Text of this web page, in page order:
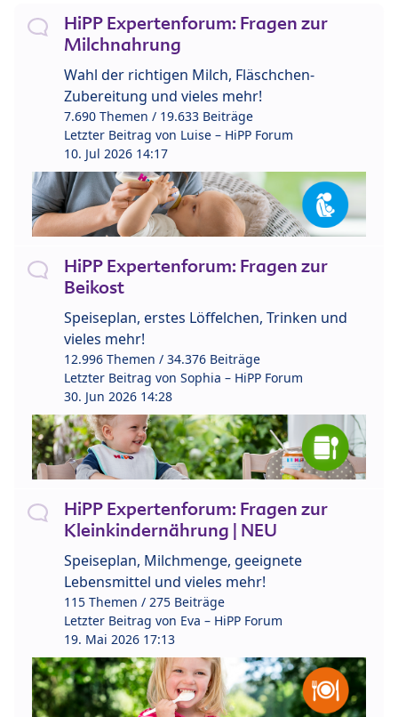
HiPP Expertenforum: Fragen zur
Milchnahrung
Wahl der richtigen Milch, Fläschchen-
Zubereitung und vieles mehr!
7.690 Themen / 19.633 Beiträge
Letzter Beitrag von Luise – HiPP Forum
10. Jul 2026 14:17
HiPP Expertenforum: Fragen zur
Beikost
Speiseplan, erstes Löffelchen, Trinken und
vieles mehr!
12.996 Themen / 34.376 Beiträge
Letzter Beitrag von Sophia – HiPP Forum
30. Jun 2026 14:28
HiPP Expertenforum: Fragen zur
Kleinkindernährung | NEU
Speiseplan, Milchmenge, geeignete
Lebensmittel und vieles mehr!
115 Themen / 275 Beiträge
Letzter Beitrag von Eva – HiPP Forum
19. Mai 2026 17:13